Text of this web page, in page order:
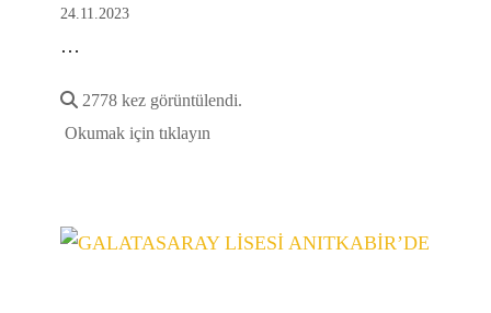
24.11.2023
…
2778 kez görüntülendi.
Okumak için tıklayın